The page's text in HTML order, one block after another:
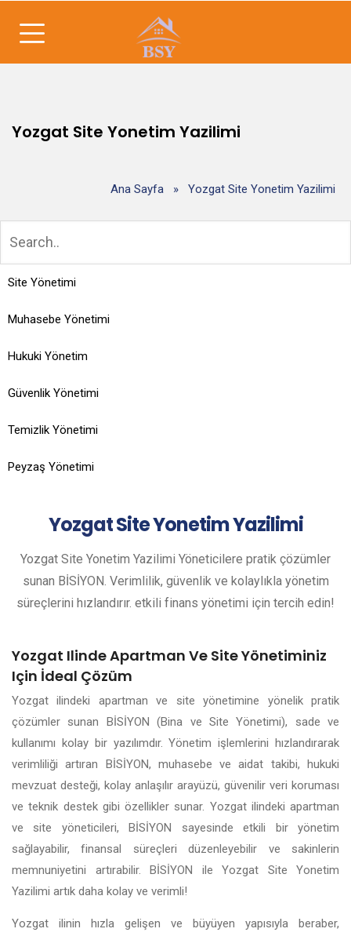
Yozgat Site Yonetim Yazilimi
Ana Sayfa » Yozgat Site Yonetim Yazilimi
Site Yönetimi
Muhasebe Yönetimi
Hukuki Yönetim
Güvenlik Yönetimi
Temizlik Yönetimi
Peyzaş Yönetimi
YozgatSite Yonetim Yazilimi
Yozgat Site Yonetim Yazilimi Yöneticilere pratik çözümler
sunan BİSİYON. Verimlilik, güvenlik ve kolaylıkla yönetim
süreçlerini hızlandırır. etkili finans yönetimi için tercih edin!
Yozgat Ilinde Apartman Ve Site Yönetiminiz
Için İdeal Çözüm
Yozgat ilindeki apartman ve site yönetimine yönelik pratik
çözümler sunan BİSİYON (Bina ve Site Yönetimi), sade ve
kullanımı kolay bir yazılımdır. Yönetim işlemlerini hızlandırarak
verimliliği artıran BİSİYON, muhasebe ve aidat takibi, hukuki
mevzuat desteği, kolay anlaşılır arayüzü, güvenilir veri koruması
ve teknik destek gibi özellikler sunar. Yozgat ilindeki apartman
ve site yöneticileri, BİSİYON sayesinde etkili bir yönetim
sağlayabilir, finansal süreçleri düzenleyebilir ve sakinlerin
memnuniyetini artırabilir. BİSİYON ile Yozgat Site Yonetim
Yazilimi artık daha kolay ve verimli!
Yozgat ilinin hızla gelişen ve büyüyen yapısıyla beraber,